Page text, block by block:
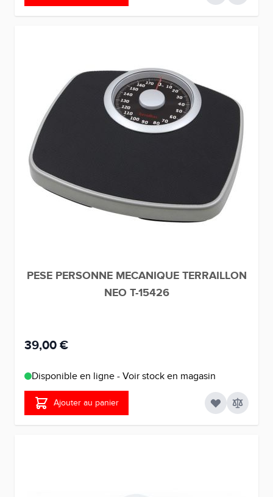
PESE PERSONNE MECANIQUE TERRAILLON
NEO T-15426
39,00 €
Disponible en ligne - Voir stock en magasin
Ajouter au panier